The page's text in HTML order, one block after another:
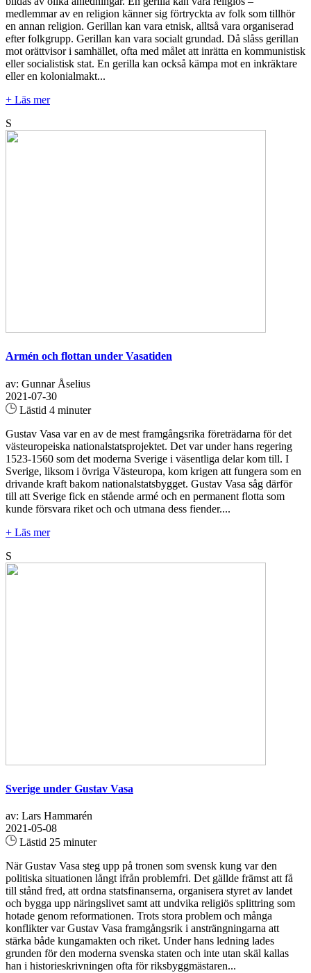
medlemmar av en religion känner sig förtryckta av folk som tillhör
en annan religion. Gerillan kan vara etnisk, alltså vara organiserad
efter folkgrupp. Gerillan kan vara socialt grundad. Då slåss gerillan
mot orättvisor i samhället, ofta med målet att inrätta en kommunistisk
eller socialistisk stat. En gerilla kan också kämpa mot en inkräktare
eller en kolonialmakt...
+ Läs mer
S
Armén och flottan under Vasatiden
av: Gunnar Åselius
2021-07-30
Lästid 4 minuter
Gustav Vasa var en av de mest framgångsrika företrädarna för det
västeuropeiska nationalstatsprojektet. Det var under hans regering
1523-1560 som det moderna Sverige i väsentliga delar kom till. I
Sverige, liksom i övriga Västeuropa, kom krigen att fungera som en
drivande kraft bakom nationalstatsbygget. Gustav Vasa såg därför
till att Sverige fick en stående armé och en permanent flotta som
kunde försvara riket och och utmana dess fiender....
+ Läs mer
S
Sverige under Gustav Vasa
av: Lars Hammarén
2021-05-08
Lästid 25 minuter
När Gustav Vasa steg upp på tronen som svensk kung var den
politiska situationen långt ifrån problemfri. Det gällde främst att få
till stånd fred, att ordna statsfinanserna, organisera styret av landet
och bygga upp näringslivet samt att undvika religiös splittring som
hotade genom reformationen. Trots stora problem och många
konflikter var Gustav Vasa framgångsrik i ansträngningarna att
stärka både kungamakten och riket. Under hans ledning lades
grunden för den moderna svenska staten och inte utan skäl kallas
han i historieskrivningen ofta för riksbyggmästaren...